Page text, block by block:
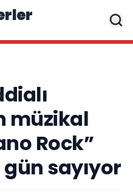
müzikal
Rock”
sayıyor